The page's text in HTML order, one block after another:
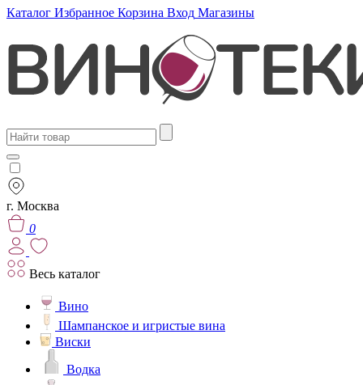
Каталог Избранное Корзина Вход Магазины
г. Москва
0
Весь каталог
Вино
Шампанское и игристые вина
Виски
Водка